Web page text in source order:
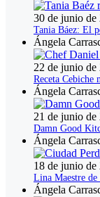
30 de junio de
Tania Báez: El
Ángela
22 de junio de
Receta Cebiche
Ángela
21 de junio de
Damn Good
Ángela
18 de junio de
Lina Maestre
Ángela